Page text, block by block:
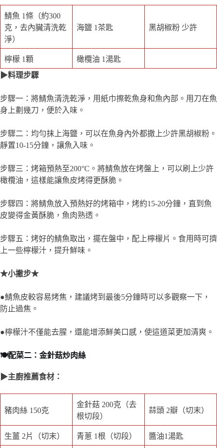
鯖魚 1條（約300
克，去內臟清洗乾
淨）
海鹽 1茶匙 黑胡椒粉 少許
檸檬 1顆
橄欖油 1湯匙
▶料理步驟
步驟一：將鯖魚清洗乾淨，用紙巾擦乾魚身和魚內部。用刀在魚
身上劃幾刀，便於入味。
步驟二：均勻抹上海鹽，可以在魚身內外都撒上少許黑胡椒粉。
靜置10-15分鐘，讓魚入味。
步驟三：烤箱預熱至200°C。將鯖魚放在烤盤上，可以刷上少許
橄欖油，這樣能讓魚皮烤得更酥脆。
步驟四：將鯖魚放入預熱好的烤箱中，烤約15-20分鐘，直到魚
皮變得金黃酥脆，魚肉熟透。
步驟五：烤好的鯖魚取出，擺在盤中，配上檸檬片。食用時可擠
上一些檸檬汁，提升鮮味。
★小撇步★
●鯖魚皮較容易烤焦，建議烤到最後5分鐘時可以多觀察一下，
防止過焦。
●檸檬汁不僅能去腥，還能增添鮮美口感，使這道菜更加清爽。
🍽️配菜二：金針菇炒肉絲
▶主廚推薦食材：
豬肉絲 150克
金針菇 200克（去
根切段）
蒜頭 2瓣（切末）
生薑 2片（切末） 青蔥 1根（切段） 醬油1湯匙